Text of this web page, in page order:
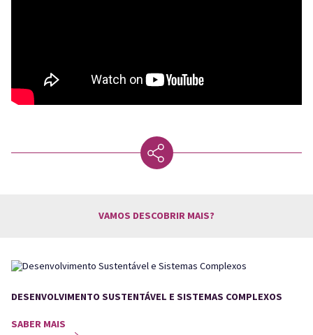
VAMOS DESCOBRIR MAIS?
DESENVOLVIMENTO SUSTENTÁVEL E SISTEMAS COMPLEXOS
SABER MAIS